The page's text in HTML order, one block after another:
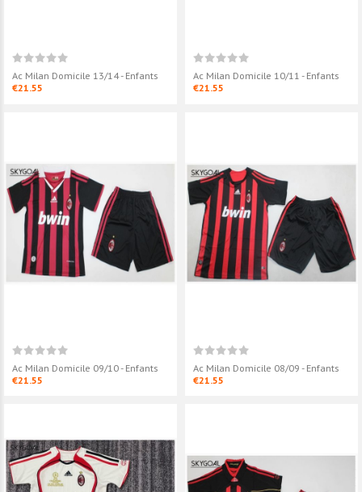
Ac Milan Domicile 13/14 - Enfants
€21.55
Ac Milan Domicile 10/11 - Enfants
€21.55
Ac Milan Domicile 09/10 - Enfants
€21.55
Ac Milan Domicile 08/09 - Enfants
€21.55